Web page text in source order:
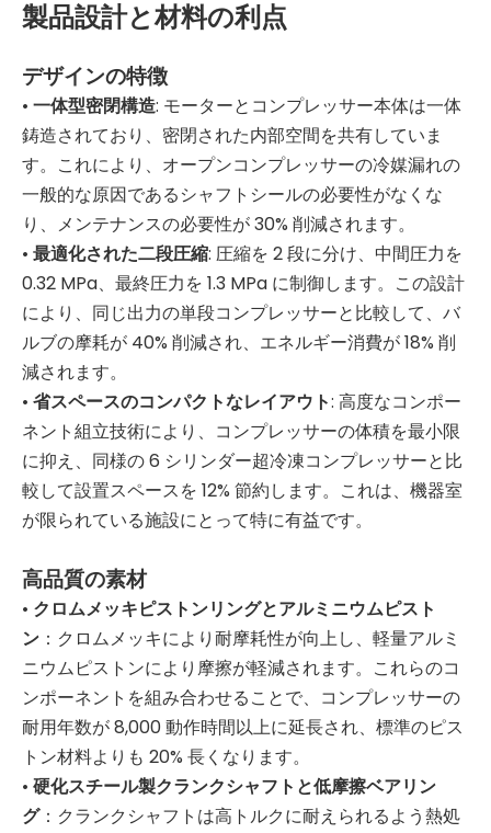
製品設計と材料の利点
デザインの特徴
• 一体型密閉構造: モーターとコンプレッサー本体は一体
鋳造されており、密閉された内部空間を共有していま
す。これにより、オープンコンプレッサーの冷媒漏れの
一般的な原因であるシャフトシールの必要性がなくな
り、メンテナンスの必要性が 30% 削減されます。
• 最適化された二段圧縮: 圧縮を 2 段に分け、中間圧力を
0.32 MPa、最終圧力を 1.3 MPa に制御します。この設計
により、同じ出力の単段コンプレッサーと比較して、バ
ルブの摩耗が 40% 削減され、エネルギー消費が 18% 削
減されます。
• 省スペースのコンパクトなレイアウト: 高度なコンポー
ネント組立技術により、コンプレッサーの体積を最小限
に抑え、同様の 6 シリンダー超冷凍コンプレッサーと比
較して設置スペースを 12% 節約します。これは、機器室
が限られている施設にとって特に有益です。
高品質の素材
• クロムメッキピストンリングとアルミニウムピスト
ン ：クロムメッキにより耐摩耗性が向上し、軽量アルミ
ニウムピストンにより摩擦が軽減されます。これらのコ
ンポーネントを組み合わせることで、コンプレッサーの
耐用年数が 8,000 動作時間以上に延長され、標準のピス
トン材料よりも 20% 長くなります。
• 硬化スチール製クランクシャフトと低摩擦ベアリン
グ：クランクシャフトは高トルクに耐えられるよう熱処